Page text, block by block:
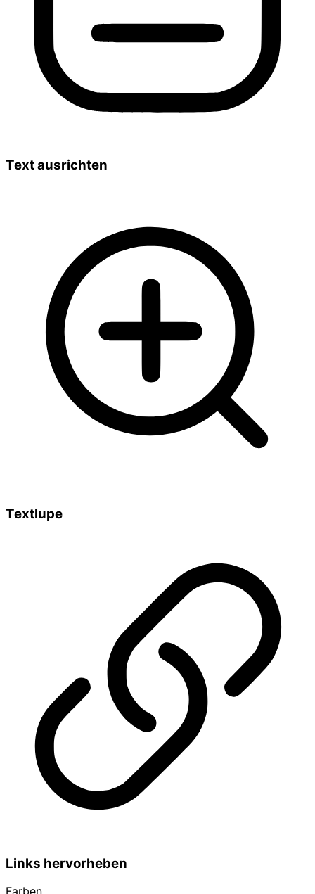
Text ausrichten
Textlupe
Links hervorheben